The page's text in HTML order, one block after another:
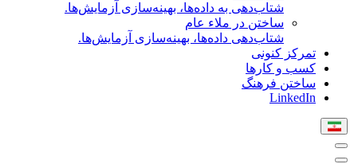
شتاب‌دهی به داده‌ها، بهینه‌سازی آزمایش‌ها.
ساختن در ملاء عام
شتاب‌دهی داده‌ها، بهینه‌سازی آزمایش‌ها.
تمرکز کنونی
کسب و کارها
ساختن فرهنگ
LinkedIn